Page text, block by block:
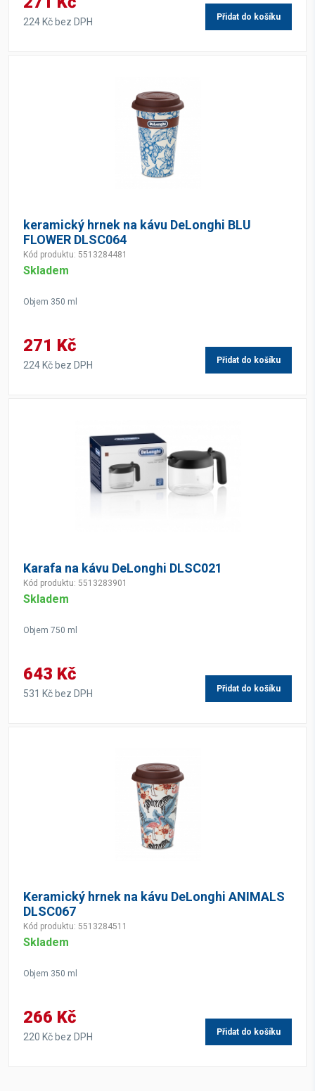
224 Kč bez DPH Přidat do košíku
keramický hrnek na kávu DeLonghi BLU
FLOWER DLSC064
Kód produktu: 5513284481
Skladem
Objem 350 ml
271 Kč
224 Kč bez DPH Přidat do košíku
Karafa na kávu DeLonghi DLSC021
Kód produktu: 5513283901
Skladem
Objem 750 ml
643 Kč
531 Kč bez DPH Přidat do košíku
Keramický hrnek na kávu DeLonghi ANIMALS
DLSC067
Kód produktu: 5513284511
Skladem
Objem 350 ml
266 Kč
220 Kč bez DPH Přidat do košíku